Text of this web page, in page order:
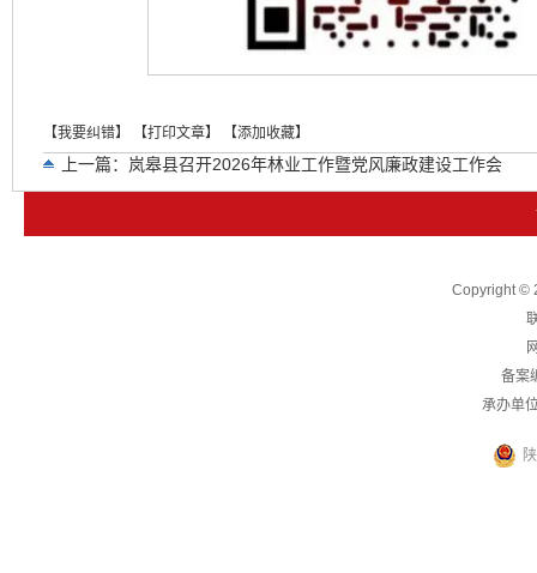
【我要纠错】 【打印文章】 【添加收藏】
上一篇： 岚皋县召开2026年林业工作暨党风廉政建设工作会
Copyright ©
备案
承办单